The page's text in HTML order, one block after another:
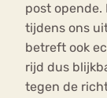
post opende.
tijdens ons
betreft ook
rijd dus
tegen de